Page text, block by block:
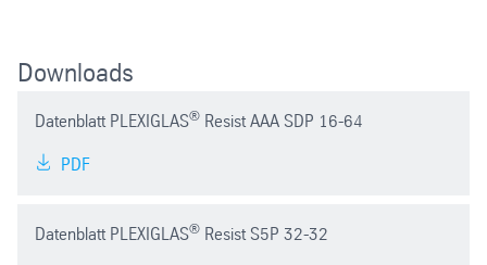
Downloads
Datenblatt PLEXIGLAS® Resist AAA SDP 16-64
PDF
Datenblatt PLEXIGLAS® Resist S5P 32-32